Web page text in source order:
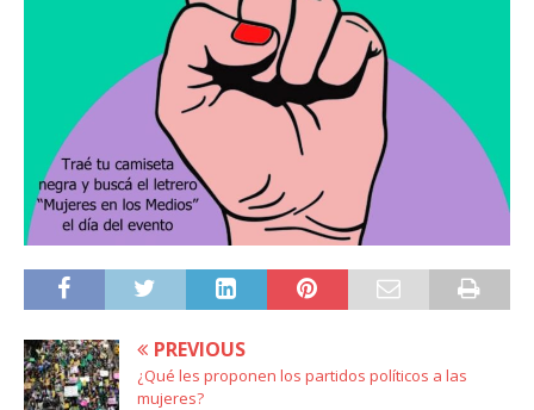
PREVIOUS
¿Qué les proponen los partidos políticos a las
mujeres?